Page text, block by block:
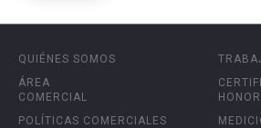
QUIÉNES SOMOS
ÁREA
COMERCIAL
POLÍTICAS COMERCIALES